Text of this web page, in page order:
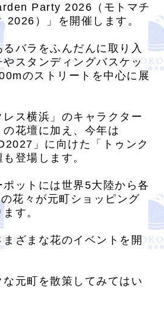
Party 2026（モトマチ
2026）」を開催します。
バラをふんだんに取り入
スタンディングバスケッ
のストリートを中心に展
レス横浜」のキャラクター
の花壇に加え、今年は
」に向けた「トゥンク
登場します。
ットには世界5大陸から各
花々が元町ショッピング
す。
まざまな花のイベントを開
元町を散策してみてはい